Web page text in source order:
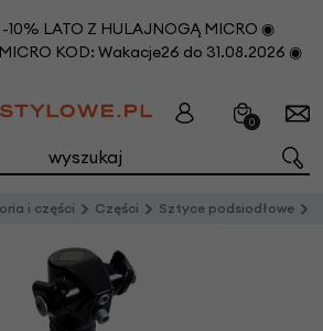
10% LATO Z HULAJNOGĄ MICRO ◉
KOD: Wakacje26 do 31.08.2026 ◉
0
i części Części Sztyce podsiodłowe